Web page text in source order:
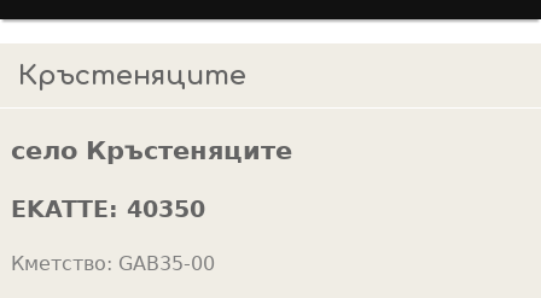
r
c
h
f
r
m
и
o
u
r
e
e
Кръстеняците
село Кръстеняците
EKATTE: 40350
Кметство: GAB35-00